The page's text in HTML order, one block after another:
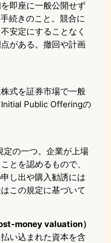
即座に一般公開せず
続きのこと。競合に
安定にすることなく
がある。撤回や計画
式を証券市場で一般
Public Offeringの
定の一つ。企業が上場
とを認めるもので、
し出や購入勧誘には
この規定に基づいて
money valuation）
い込まれた資本を含